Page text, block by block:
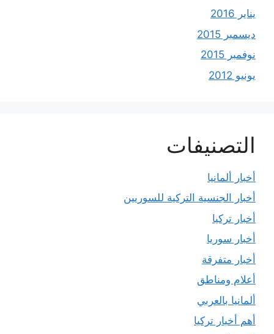
يناير 2016
ديسمبر 2015
نوفمبر 2015
يونيو 2012
التصنيفات
أخبار ألمانيا
أخبار الجنسية التركية للسوريين
أخبار تركيا
أخبار سوريا
أخبار متفرقة
أعلام ومناطق
ألمانيا بالعربي
أهم أخبار تركيا